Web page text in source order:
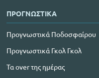
ΠΡΟΓΝΩΣΤΙΚΑ
Προγνωστικά Ποδοσφαίρου
Προγνωστικά Γκολ Γκολ
Τα over της ημέρας